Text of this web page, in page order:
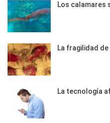
Los calamares
La fragilidad
La tecnología